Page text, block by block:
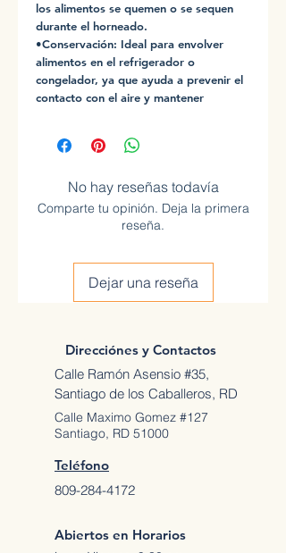
los alimentos se quemen o se sequen
durante el horneado.
•Conservación: Ideal para envolver
alimentos en el refrigerador o
congelador, ya que ayuda a prevenir el
contacto con el aire y mantener
No hay reseñas todavía
Comparte tu opinión. Deja la primera
reseña.
Dejar una reseña
Direcciónes y Contactos
Calle Ramón Asensio #35,
Santiago de los Caballeros, RD
Calle Maximo Gomez #127
Santiago, RD 51000
Teléfono
809-284-4172
Abiertos en Horarios